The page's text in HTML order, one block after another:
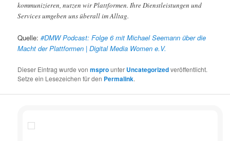
kommunizieren, nutzen wir Plattformen. Ihre Dienstleistungen und
Services umgeben uns überall im Alltag.
Quelle:#DMW Podcast: Folge 6 mit Michael Seemann über die
Macht der Plattformen | Digital Media Women e.V.
Dieser Eintrag wurde vonmsprounter Uncategorizedveröffentlicht.
Setze ein Lesezeichen für den Permalink.